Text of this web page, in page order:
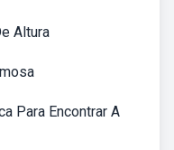
Altura
Para Encontrar A